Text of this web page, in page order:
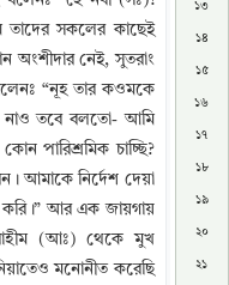
তাদের সকলের কাছেই
অংশীদার নেই, সুতরাং
“নূহ তার কওমকে
নাও তবে বলতো- আমি
পারিশ্রমিক চাচ্ছি?
আমাকে নির্দেশ দেয়া
করি।” আর এক জায়গায়
(আঃ) থেকে মুখ
মনোনীত করেছি
১৩
১৪
১৫
১৬
১৭
১৮
১৯
২০
২১